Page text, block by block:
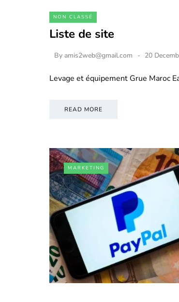
NON CLASSÉ
Liste de site
By amis2web@gmail.com 20
Levage et équipement Grue Maroc
READ MORE
MARKETING